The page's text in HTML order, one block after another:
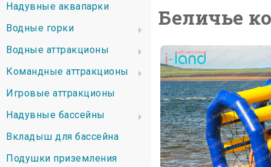
Надувные аквапарки
Водные горки
Водные аттракционы
Командные аттракционы
Игровые аттракционы
Надувные бассейны
Вкладыш для бассейна
Подушки приземления
Беличье